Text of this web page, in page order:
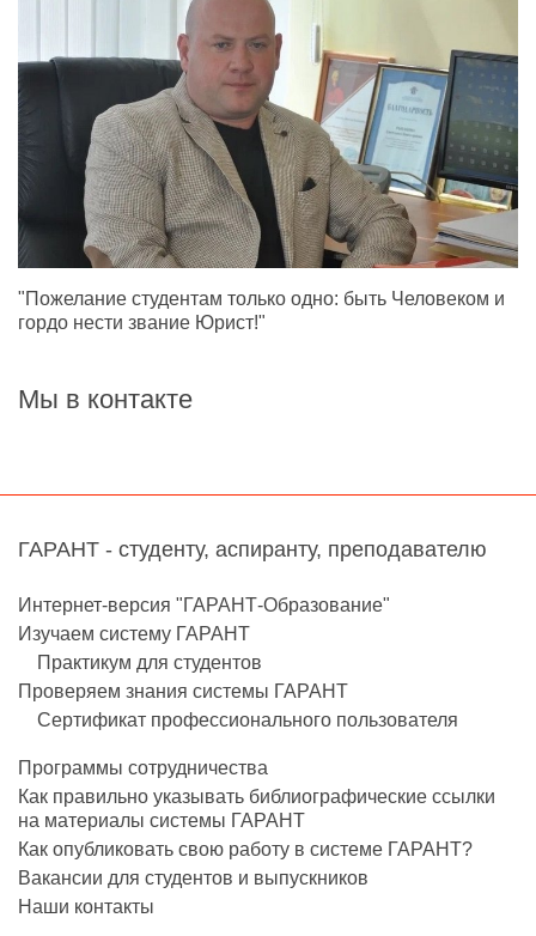
"Пожелание студентам только одно: быть Человеком и
гордо нести звание Юрист!"
Мы в контакте
ГАРАНТ - студенту, аспиранту, преподавателю
Интернет-версия "ГАРАНТ-Образование"
Изучаем систему ГАРАНТ
Практикум для студентов
Проверяем знания системы ГАРАНТ
Сертификат профессионального пользователя
Программы сотрудничества
Как правильно указывать библиографические ссылки
на материалы системы ГАРАНТ
Как опубликовать свою работу в системе ГАРАНТ?
Вакансии для студентов и выпускников
Наши контакты